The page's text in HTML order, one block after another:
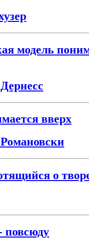
модель
вверх
о
повсюду